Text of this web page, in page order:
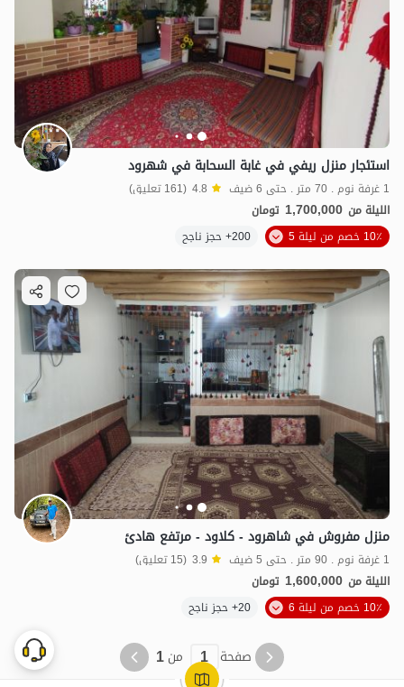
1.7مليون ت 4.8
استئجار منزل ريفي في غابة السحابة في شهرود
1 غرفة نوم . 70 متر . حتى 6 ضيف 4.8 (161 تعليق)
الليلة من 1,700,000 تومان
10٪ خصم من ليلة 5
200+ حجز ناجح
منزل مفروش في شاهرود - كلاود - مرتفع هادئ
1 غرفة نوم . 90 متر . حتى 5 ضيف 3.9 (15 تعليق)
الليلة من 1,600,000 تومان
10٪ خصم من ليلة 6
20+ حجز ناجح
صفحة 1 من1